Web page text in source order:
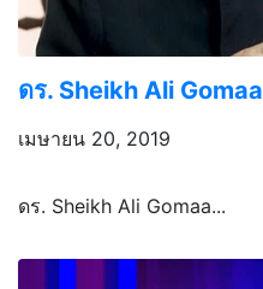
ดร. Sheikh Ali Gomaa
เมษายน 20, 2019
ดร. Sheikh Ali Gomaa...